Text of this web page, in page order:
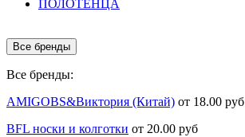
ПОЛОТЕНЦА
Все бренды
Все бренды:
AMIGOBS&Виктория (Китай) от 18.00 руб
BFL носки и колготки от 20.00 руб